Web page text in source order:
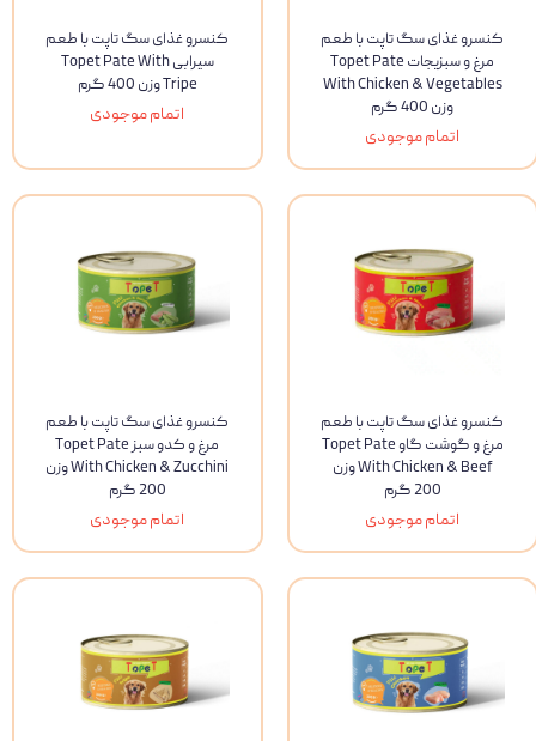
کنسرو غذای سگ تاپت با طعم
مرغ و سبزیجات Topet Pate
With Chicken & Vegetables
وزن 400 گرم
اتمام موجودی
کنسرو غذای سگ تاپت با طعم
سیرابی Topet Pate With
Tripe وزن 400 گرم
اتمام موجودی
کنسرو غذای سگ تاپت با طعم
مرغ و گوشت گاو Topet Pate
With Chicken & Beef وزن
200 گرم
اتمام موجودی
کنسرو غذای سگ تاپت با طعم
مرغ و کدو سبز Topet Pate
With Chicken & Zucchini وزن
200 گرم
اتمام موجودی